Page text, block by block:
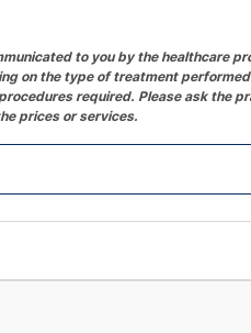
to you by the healthcare
on the type of treatment
required. Please ask the
prices or services.